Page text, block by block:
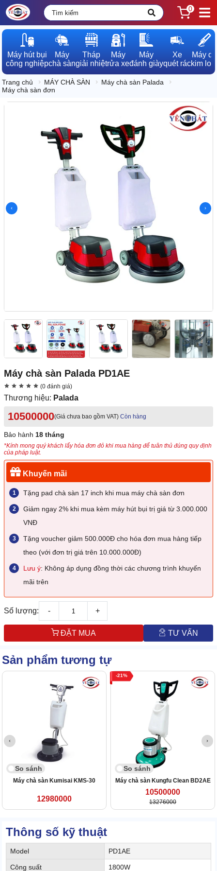
0
Máy hút bụi
công nghiệp
Máy
chà sàn
Tháp
giải nhiệt
Máy
rửa xe
Máy
đánh giày
Xe
quét rác
Máy dò
kim loại
Trang chủ MÁY CHÀ SÀN
Máy chà sàn Palada
Máy chà sàn đơn
Máy chà sàn Palada PD1AE
(0 đánh giá)
Thương hiệu: Palada
10500000(Giá chưa bao gồm VAT) Còn hàng
Bảo hành 18 tháng
*Kính mong quý khách lấy hóa đơn đỏ khi mua hàng để tuân thủ đúng quy định
của pháp luật.
Khuyến mãi
Tặng pad chà sàn 17 inch khi mua máy chà sàn đơn
Giảm ngay 2% khi mua kèm máy hút bụi trị giá từ 3.000.000
VNĐ
Tặng voucher giảm 500.000Đ cho hóa đơn mua hàng tiếp
theo (với đơn trị giá trên 10.000.000Đ)
Lưu ý: Không áp dụng đồng thời các chương trình khuyến
mãi trên
Số lượng: - +
ĐẶT MUA TƯ VẤN
Sản phẩm tương tự
So sánh
Máy chà sàn Kumisai KMS-30
12980000
21
So sánh
Máy chà sàn Kungfu Clean BD2AE
10500000
13276000
Thông số kỹ thuật
Model PD1AE
Công suất 1800W